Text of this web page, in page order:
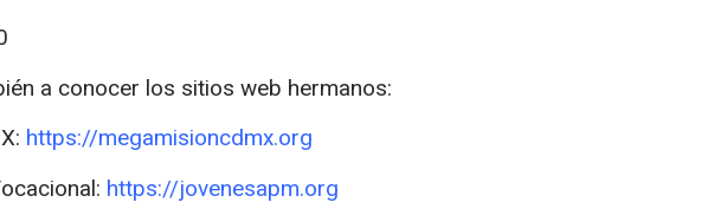
a conocer los sitios web hermanos:
https://megamisioncdmx.org
https://jovenesapm.org